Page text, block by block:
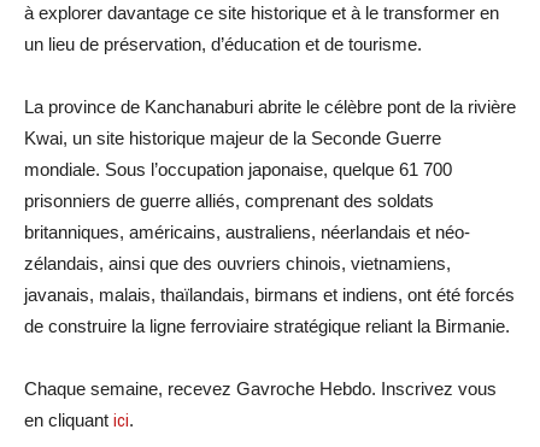
à explorer davantage ce site historique et à le transformer en
un lieu de préservation, d’éducation et de tourisme.
La province de Kanchanaburi abrite le célèbre pont de la rivière
Kwai, un site historique majeur de la Seconde Guerre
mondiale. Sous l’occupation japonaise, quelque 61 700
prisonniers de guerre alliés, comprenant des soldats
britanniques, américains, australiens, néerlandais et néo-
zélandais, ainsi que des ouvriers chinois, vietnamiens,
javanais, malais, thaïlandais, birmans et indiens, ont été forcés
de construire la ligne ferroviaire stratégique reliant la Birmanie.
Chaque semaine, recevez Gavroche Hebdo. Inscrivez vous
en cliquant ici.